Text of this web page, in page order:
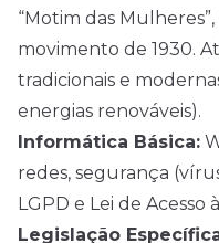
“Motim das
movimento de 1930.
tradicionais e
energias renováveis).
Informática Básica:
redes, segurança
LGPD e Lei de Acesso
Legislação